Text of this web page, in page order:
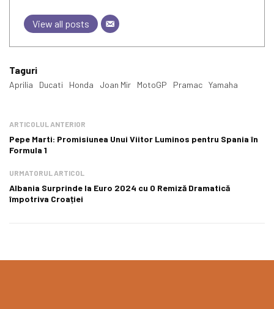
View all posts
Taguri
Aprilia Ducati Honda Joan Mir MotoGP Pramac Yamaha
ARTICOLUL ANTERIOR
Pepe Marti: Promisiunea Unui Viitor Luminos pentru Spania în
Formula 1
URMATORUL ARTICOL
Albania Surprinde la Euro 2024 cu O Remiză Dramatică
împotriva Croației